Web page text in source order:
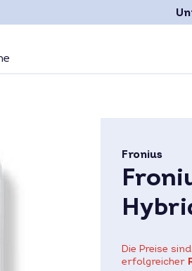
Fronius
Die Preise
erfolgreicher